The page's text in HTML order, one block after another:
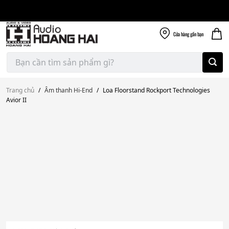
content
Cửa hànggần bạn
Tìm
kiếm:
Trang chủ / Âm thanh Hi-End / Loa Floorstand Rockport Technologies
Avior II